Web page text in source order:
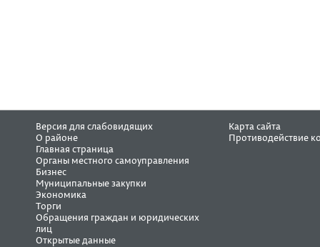
Версия для слабовидящих
О районе
Главная страница
Органы местного самоуправления
Бизнес
Муниципальные закупки
Экономика
Торги
Обращения граждан и юридических
лиц
Открытые данные
Карта сайта
Противодействие